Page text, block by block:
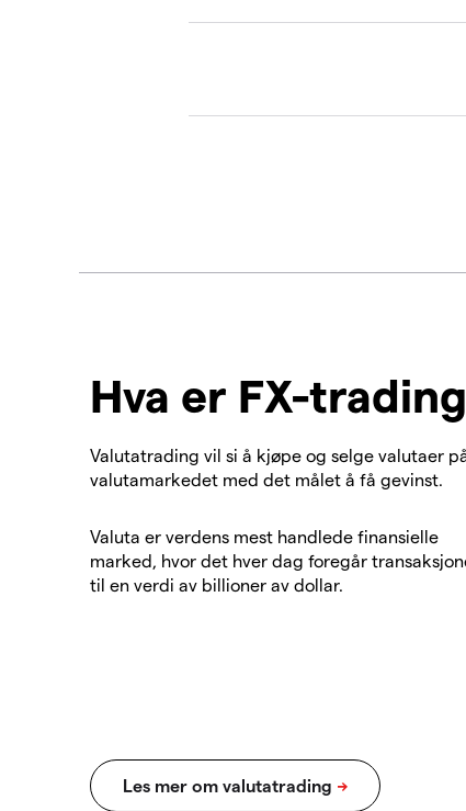
Hva er FX-
Valutatrading vil si å kjøpe og selge valutaer
valutamarkedet med det målet å få gevinst.
Valuta er verdens mest handlede finansielle
marked, hvor det hver dag foregår
til en verdi av billioner av dollar.